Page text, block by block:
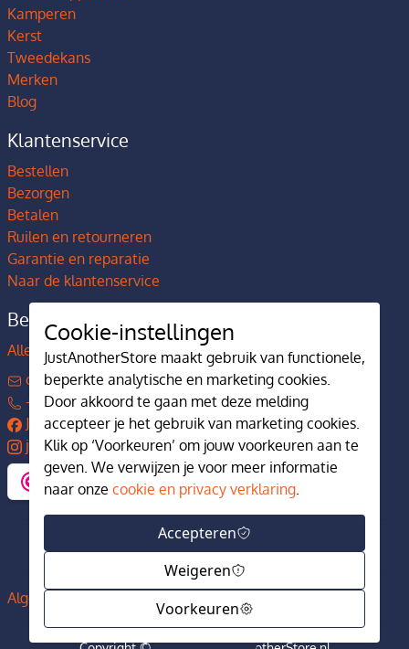
Filter
Kamperen
Kerst
Tweedekans
Merken
Blog
Klantenservice
Bestellen
Bezorgen
Betalen
Ruilen en retourneren
Garantie en reparatie
Naar de klantenservice
Bedrijfsgegevens
Alles over JustAnotherStore
contact@justanotherstore.nl
+31 73 644 7405
JustAnotherStore
justanotherstore.nl
Algemene voorwaarden Privacy en cookiebeleid
Cookie-instellingen
JustAnotherStore maakt gebruik van functionele,
beperkte analytische en marketing cookies.
Door akkoord te gaan met deze melding
accepteer je het gebruik van marketing cookies.
Klik op ‘Voorkeuren’ om jouw voorkeuren aan te
geven. We verwijzen je voor meer informatie
naar onze cookie en privacy verklaring.
Accepteren
Weigeren
Voorkeuren